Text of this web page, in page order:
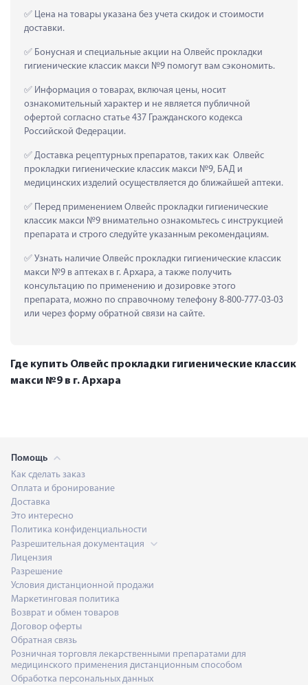
Цена на товары указана без учета скидок и стоимости
доставки.
Бонусная и специальные акции на Олвейс прокладки
гигиенические классик макси №9 помогут вам сэкономить.
Информация о товарах, включая цены, носит
ознакомительный характер и не является публичной
офертой согласно статье 437 Гражданского кодекса
Российской Федерации.
Доставка рецептурных препаратов, таких как  Олвейс
прокладки гигиенические классик макси №9, БАД и
медицинских изделий осуществляется до ближайшей аптеки.
Перед применением Олвейс прокладки гигиенические
классик макси №9 внимательно ознакомьтесь с инструкцией
препарата и строго следуйте указанным рекомендациям.
Узнать наличие Олвейс прокладки гигиенические классик
макси №9 в аптеках в г. Архара, а также получить
консультацию по применению и дозировке этого
препарата, можно по справочному телефону 8-800-777-03-03
или через форму обратной связи на сайте.
Где купить Олвейс прокладки гигиенические классик
макси №9 в г. Архара
Помощь
Как сделать заказ
Оплата и бронирование
Доставка
Это интересно
Политика конфиденциальности
Разрешительная документация
Лицензия
Разрешение
Условия дистанционной продажи
Маркетинговая политика
Возврат и обмен товаров
Договор оферты
Обратная связь
Розничная торговля лекарственными препаратами для
медицинского применения дистанционным способом
Обработка персональных данных